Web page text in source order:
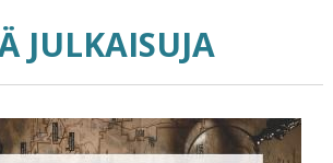
JULKAISUJA